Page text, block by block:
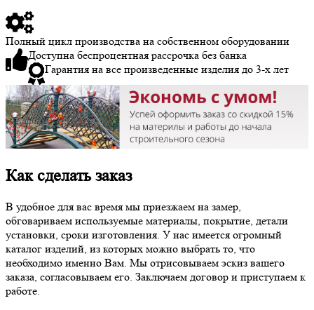
Полный цикл производства на собственном оборудовании
Доступна беспроцентная рассрочка без банка
Гарантия на все произведенные изделия до 3-х лет
Как сделать заказ
В удобное для вас время мы приезжаем на замер,
обговариваем используемые материалы, покрытие, детали
установки, сроки изготовления. У нас имеется огромный
каталог изделий, из которых можно выбрать то, что
необходимо именно Вам. Мы отрисовываем эскиз вашего
заказа, согласовываем его. Заключаем договор и приступаем к
работе.